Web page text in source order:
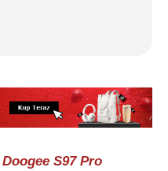
Doogee S97 Pro